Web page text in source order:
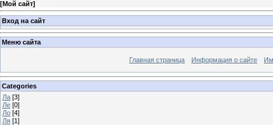
[Мой сайт]
Вход на сайт
Меню сайта
Главная страница Информация о сайте
Categories
Ла [3]
Ле [0]
Ло [4]
Ля [1]